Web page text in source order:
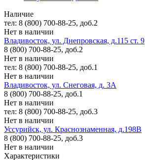
Наличие
тел: 8 (800) 700-88-25, доб.2
Нет в наличии
Владивосток, ул. Днепровская, д.115 ст. 9
8 (800) 700-88-25, доб.2
Нет в наличии
тел: 8 (800) 700-88-25, доб.1
Нет в наличии
Владивосток, ул. Снеговая, д. 3А
8 (800) 700-88-25, доб.1
Нет в наличии
тел: 8 (800) 700-88-25, доб.3
Нет в наличии
Уссурийск, ул. Краснознаменная, д.198В
8 (800) 700-88-25, доб.3
Нет в наличии
Характеристики